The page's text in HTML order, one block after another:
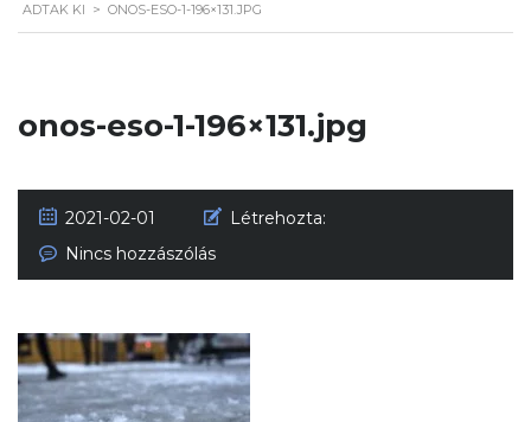
ADTAK KI > ONOS-ESO-1-196×131.JPG
onos-eso-1-196×131.jpg
2021-02-01
Létrehozta:
Nincs hozzászólás